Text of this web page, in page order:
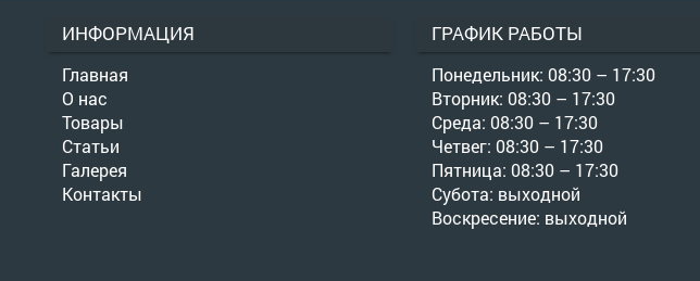
ИНФОРМАЦИЯ
Главная
О нас
Товары
Статьи
Галерея
Контакты
ГРАФИК РАБОТЫ
Понедельник: 08:30 – 17:30
Вторник: 08:30 – 17:30
Среда: 08:30 – 17:30
Четвег: 08:30 – 17:30
Пятница: 08:30 – 17:30
Субота: выходной
Воскресение: выходной